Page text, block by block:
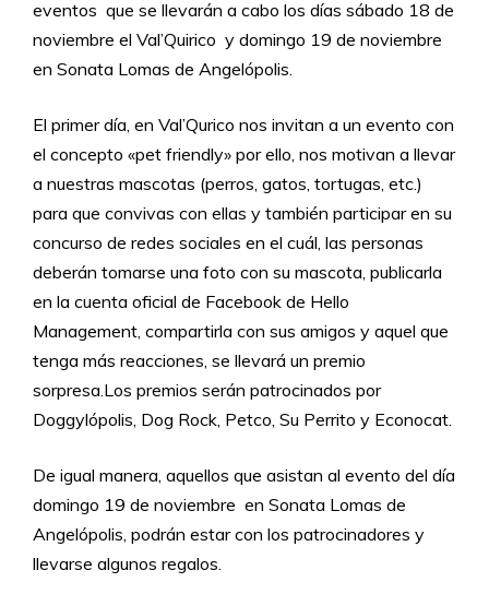
eventos que se llevarán a cabo los días sábado 18 de
noviembre el Val’Quirico y domingo 19 de noviembre
en Sonata Lomas de Angelópolis.
El primer día, en Val’Qurico nos invitan a un evento con
el concepto «pet friendly» por ello, nos motivan a llevar
a nuestras mascotas (perros, gatos, tortugas, etc.)
para que convivas con ellas y también participar en su
concurso de redes sociales en el cuál, las personas
deberán tomarse una foto con su mascota, publicarla
en la cuenta oficial de Facebook de Hello
Management, compartirla con sus amigos y aquel que
tenga más reacciones, se llevará un premio
sorpresa.Los premios serán patrocinados por
Doggylópolis, Dog Rock, Petco, Su Perrito y Econocat.
De igual manera, aquellos que asistan al evento del día
domingo 19 de noviembre en Sonata Lomas de
Angelópolis, podrán estar con los patrocinadores y
llevarse algunos regalos.